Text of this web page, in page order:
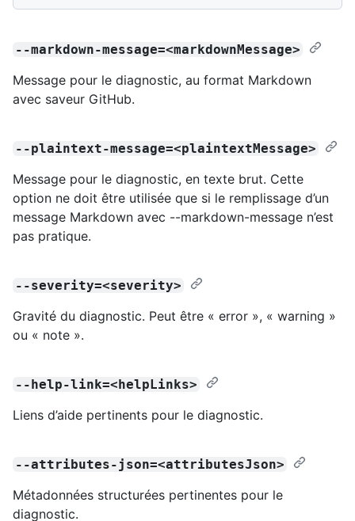
--markdown-message=<markdownMessage>
Message pour le diagnostic, au format Markdown
avec saveur GitHub.
--plaintext-message=<plaintextMessage>
Message pour le diagnostic, en texte brut. Cette
option ne doit être utilisée que si le remplissage d’un
message Markdown avec --markdown-message n’est
pas pratique.
--severity=<severity>
Gravité du diagnostic. Peut être « error », « warning »
ou « note ».
--help-link=<helpLinks>
Liens d’aide pertinents pour le diagnostic.
--attributes-json=<attributesJson>
Métadonnées structurées pertinentes pour le
diagnostic.